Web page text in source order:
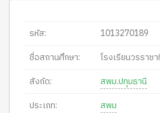
รหัส:
1013270189
ชื่อสถานศึกษา:
โรงเรียนวรราช
สังกัด:
สพม.ปทุมธานี
ประเภท:
สพม